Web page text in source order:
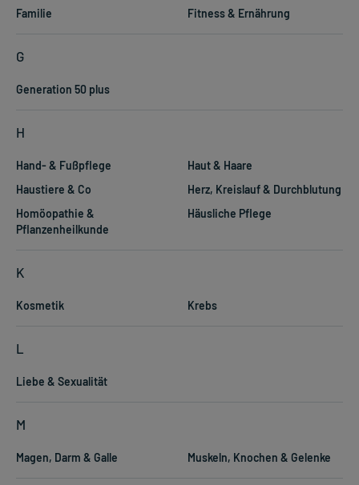
Familie Fitness & Ernährung
G
Generation 50 plus
H
Hand- & Fußpflege
Haut & Haare
Haustiere & Co
Herz, Kreislauf & Durchblutung
Homöopathie &
Pflanzenheilkunde
Häusliche Pflege
K
Kosmetik Krebs
L
Liebe & Sexualität
M
Magen, Darm & Galle Muskeln, Knochen & Gelenke